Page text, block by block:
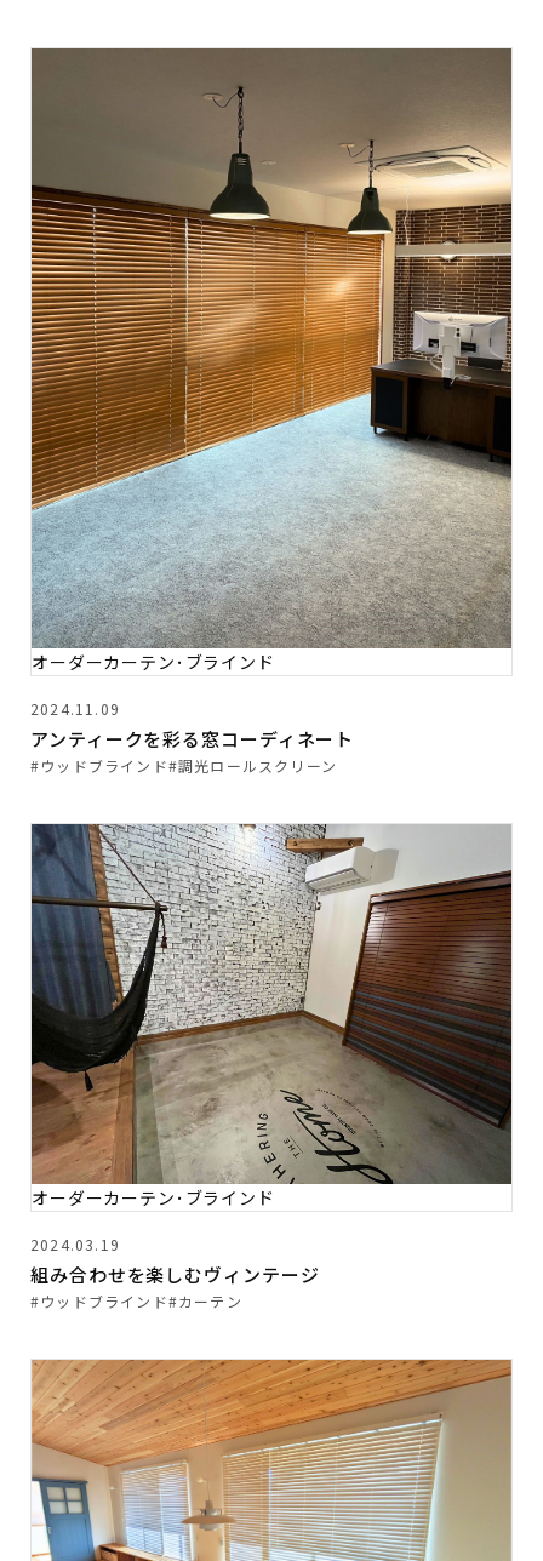
オーダーカーテン･ブラインド
2024.11.09
アンティークを彩る窓コーディネート
#ウッドブラインド#調光ロールスクリーン
オーダーカーテン･ブラインド
2024.03.19
組み合わせを楽しむヴィンテージ
#ウッドブラインド#カーテン